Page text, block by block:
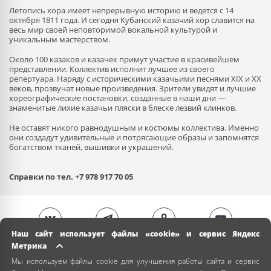
Летопись хора имеет непрерывную историю и ведется с 14
октября 1811 года. И сегодня Кубанский казачий хор славится на
весь мир своей неповторимой вокальной культурой и
уникальным мастерством.
Около 100 казаков и казачек примут участие в красивейшем
представлении. Коллектив исполнит лучшее из своего
репертуара. Наряду с историческими казачьими песнями XIX и XX
веков, прозвучат новые произведения. Зрители увидят и лучшие
хореографические постановки, созданные в наши дни —
знаменитые лихие казачьи пляски в блеске лезвий клинков.
Не оставят никого равнодушным и костюмы коллектива. Именно
они создадут удивительные и потрясающие образы и запомнятся
богатством тканей, вышивки и украшений.
Справки по тел. +7 978 917 70 05
Наш сайт использует файлы «cookie» и сервис Яндекс
Метрика
Мы используем файлы cookie для улучшения работы сайта и сервис